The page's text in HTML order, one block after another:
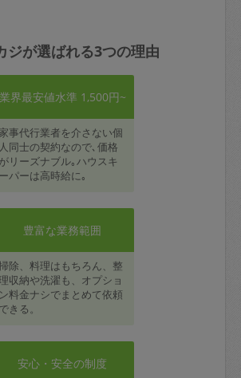
ジが選ばれる3つの理由
業界最安値水準 1,500円~
家事代行業者を介さない個
人同士の契約なので､価格
がリーズナブル｡ハウスキ
ーパーは高時給に｡
豊富な業務範囲
除、料理はもちろん、整
収納や洗濯も、オプショ
ン料金ナシでまとめて依頼
できる。
安心・安全の制度